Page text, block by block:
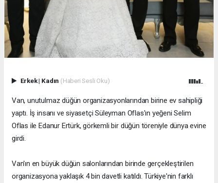
Erkek| Kadın (Haberi Sesli Oku)
Van, unutulmaz düğün organizasyonlarından birine ev sahipliği
yaptı. İş insanı ve siyasetçi Süleyman Oflas'ın yeğeni Selim
Oflas ile Edanur Ertürk, görkemli bir düğün töreniyle dünya evine
girdi.
Van'ın en büyük düğün salonlarından birinde gerçekleştirilen
organizasyona yaklaşık 4 bin davetli katıldı. Türkiye'nin farklı